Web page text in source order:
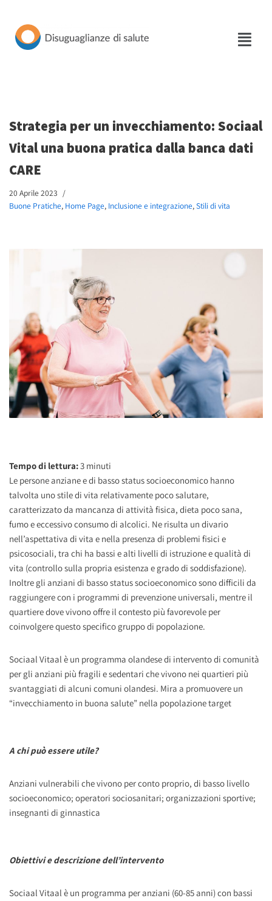
Vai
Strategia per un invecchiamento: Sociaal
Vital una buona pratica dalla banca dati
CARE
20 Aprile 2023
Buone Pratiche, Home Page, Inclusione e integrazione,Stili di vita
Tempo di lettura:3 minuti
Le persone anziane e di basso status socioeconomico hanno
talvolta uno stile di vita relativamente poco salutare,
caratterizzato da mancanza di attività fisica, dieta poco sana,
fumo e eccessivo consumo di alcolici. Ne risulta un divario
nell’aspettativa di vita e nella presenza di problemi fisici e
psicosociali, tra chi ha bassi e alti livelli di istruzione e qualità di
vita (controllo sulla propria esistenza e grado di soddisfazione).
Inoltre gli anziani di basso status socioeconomico sono difficili da
raggiungere con i programmi di prevenzione universali, mentre il
quartiere dove vivono offre il contesto più favorevole per
coinvolgere questo specifico gruppo di popolazione.
Sociaal Vitaal è un programma olandese di intervento di comunità
per gli anziani più fragili e sedentari che vivono nei quartieri più
svantaggiati di alcuni comuni olandesi. Mira a promuovere un
“invecchiamento in buona salute” nella popolazione target
A chi può essere utile?
Anziani vulnerabili che vivono per conto proprio, di basso livello
socioeconomico; operatori sociosanitari; organizzazioni sportive;
insegnanti di ginnastica
Obiettivi e descrizione dell’intervento
Sociaal Vitaal è un programma per anziani (60-85 anni) con bassi